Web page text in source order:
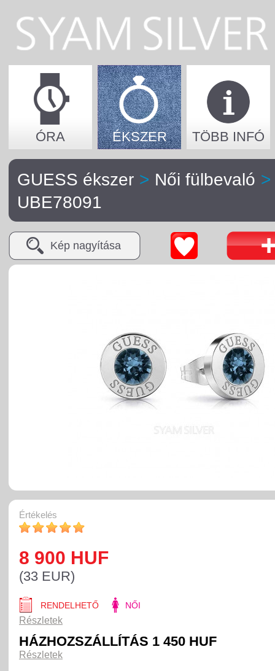
ÓRA ÉKSZER TÖBB INFÓ
GUESS ékszer > Női fülbevaló >
UBE78091
Kép nagyítása
Értékelés
8 900 HUF
(33 EUR)
RENDELHETŐ
Részletek
NŐI
HÁZHOZSZÁLLÍTÁS 1 450 HUF
Részletek